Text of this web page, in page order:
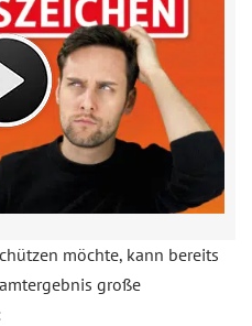
möchte, kann bereits
große